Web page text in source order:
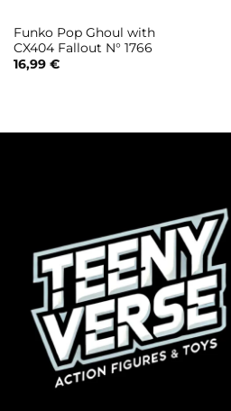
Funko Pop Ghoul with
CX404 Fallout N° 1766
16,99 €